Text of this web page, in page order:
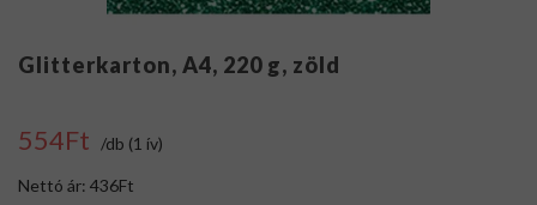
Glitterkarton, A4, 220 g, zöld
554Ft /db (1 ív)
Nettó ár: 436Ft